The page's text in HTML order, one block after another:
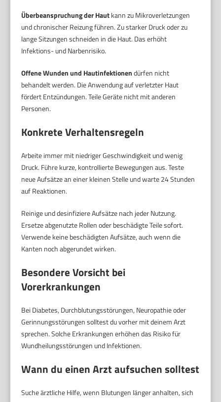
Überbeanspruchung der Hautkann zu Mikroverletzungen
und chronischer Reizung führen. Zu starker Druck oder zu
lange Sitzungen schneiden in die Haut. Das erhöht
Infektions- und Narbenrisiko.
Offene Wunden und Hautinfektionendürfen nicht
behandelt werden. Die Anwendung auf verletzter Haut
fördert Entzündungen. Teile Geräte nicht mit anderen
Personen.
Konkrete Verhaltensregeln
Arbeite immer mit niedriger Geschwindigkeit und wenig
Druck. Führe kurze, kontrollierte Bewegungen aus. Teste
neue Aufsätze an einer kleinen Stelle und warte 24 Stunden
auf Reaktionen.
Reinige und desinfiziere Aufsätze nach jeder Nutzung.
Ersetze abgenutzte Rollen oder beschädigte Teile sofort.
Verwende keine beschädigten Aufsätze, auch wenn die
Kanten noch abgerundet wirken.
Besondere Vorsicht bei
Vorerkrankungen
Bei Diabetes, Durchblutungsstörungen, Neuropathie oder
Gerinnungsstörungen solltest du vorher mit deinem Arzt
sprechen. Solche Erkrankungen erhöhen das Risiko für
Wundheilungsstörungen und Infektionen.
Wann du einen Arzt aufsuchen solltest
Suche ärztliche Hilfe, wenn Blutungen länger anhalten, sich